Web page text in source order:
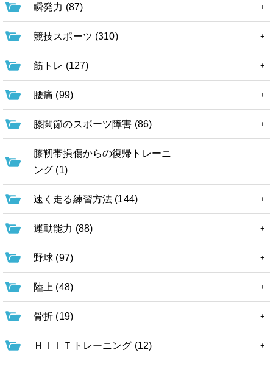
瞬発力 (87)
競技スポーツ (310)
筋トレ (127)
腰痛 (99)
膝関節のスポーツ障害 (86)
膝靭帯損傷からの復帰トレーニ
ング (1)
速く走る練習方法 (144)
運動能力 (88)
野球 (97)
陸上 (48)
骨折 (19)
ＨＩＩＴトレーニング (12)